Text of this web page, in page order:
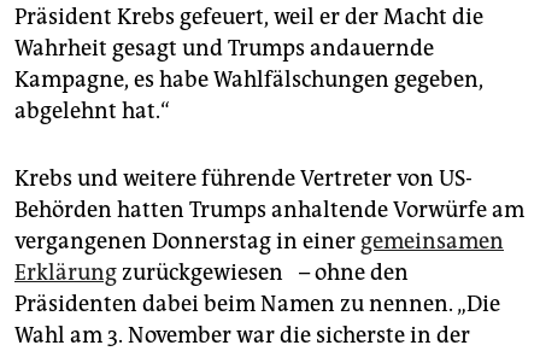
Präsident Krebs gefeuert, weil er der Macht die
Wahrheit gesagt und Trumps andauernde
Kampagne, es habe Wahlfälschungen gegeben,
abgelehnt hat.“
Krebs und weitere führende Vertreter von US-
Behörden hatten Trumps anhaltende Vorwürfe am
vergangenen Donnerstag in einer gemeinsamen
Erklärungzurückgewiesen – ohne den
Präsidenten dabei beim Namen zu nennen. „Die
Wahl am 3. November war die sicherste in der